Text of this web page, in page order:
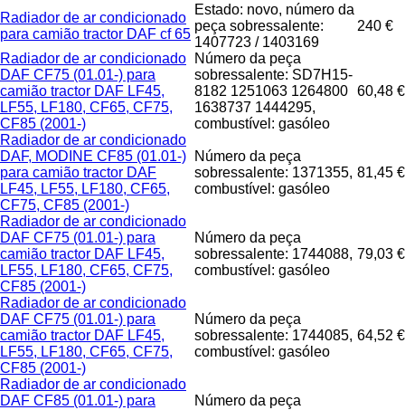
Radiador de ar condicionado
para camião tractor DAF cf 65
Estado: novo, número da
peça sobressalente:
1407723 / 1403169
240 €
Radiador de ar condicionado
DAF CF75 (01.01-) para
camião tractor DAF LF45,
LF55, LF180, CF65, CF75,
CF85 (2001-)
Número da peça
sobressalente: SD7H15-
8182 1251063 1264800
1638737 1444295,
combustível: gasóleo
60,48 €
Radiador de ar condicionado
DAF, MODINE CF85 (01.01-)
para camião tractor DAF
LF45, LF55, LF180, CF65,
CF75, CF85 (2001-)
Número da peça
sobressalente: 1371355,
combustível: gasóleo
81,45 €
Radiador de ar condicionado
DAF CF75 (01.01-) para
camião tractor DAF LF45,
LF55, LF180, CF65, CF75,
CF85 (2001-)
Número da peça
sobressalente: 1744088,
combustível: gasóleo
79,03 €
Radiador de ar condicionado
DAF CF75 (01.01-) para
camião tractor DAF LF45,
LF55, LF180, CF65, CF75,
CF85 (2001-)
Número da peça
sobressalente: 1744085,
combustível: gasóleo
64,52 €
Radiador de ar condicionado
DAF CF85 (01.01-) para
Número da peça